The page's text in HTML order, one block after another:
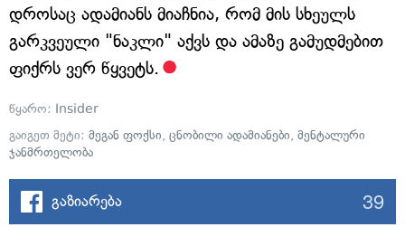
დროსაც ადამიანს მიაჩნია, რომ მის სხეულს
გარკვეული "ნაკლი" აქვს და ამაზე გამუდმებით
ფიქრს ვერ წყვეტს.
წყარო: Insider
გაიგეთ მეტი: მეგან ფოქსი, ცნობილი ადამიანები, მენტალური
ჯანმრთელობა
გაზიარება 39